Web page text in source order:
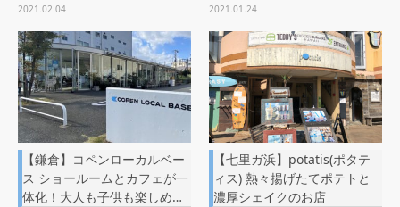
2021.02.04
2021.01.24
【鎌倉】コペンローカルベー
ス ショールームとカフェが一
体化！大人も子供も楽しめ…
【七里ガ浜】potatis(ポタテ
ィス) 熱々揚げたてポテトと
濃厚シェイクのお店